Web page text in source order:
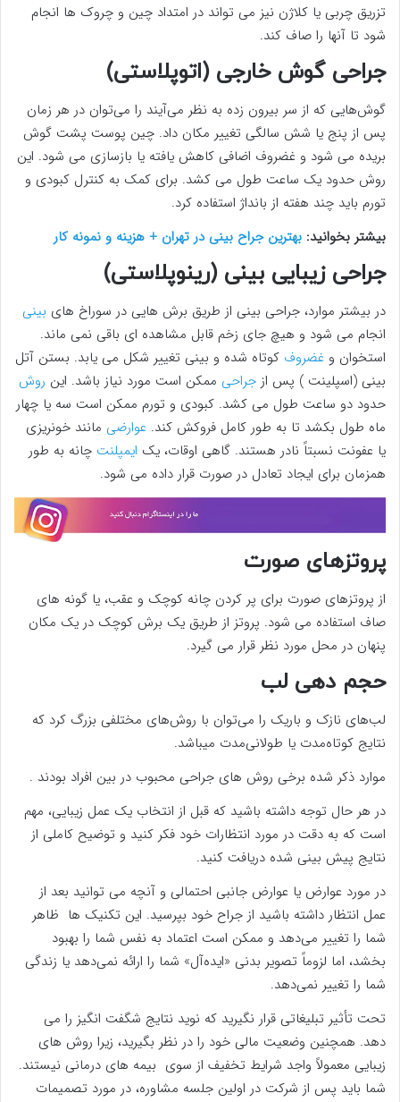
تزریق چربی یا کلاژن نیز می تواند در امتداد چین و چروک ها انجام
شود تا آنها را صاف کند.
جراحی گوش خارجی (اتوپلاستی)
گوش‌هایی که از سر بیرون زده به نظر می‌آیند را می‌توان در هر زمان
پس از پنج یا شش سالگی تغییر مکان داد. چین پوست پشت گوش
بریده می شود و غضروف اضافی کاهش یافته یا بازسازی می شود. این
روش حدود یک ساعت طول می کشد. برای کمک به کنترل کبودی و
تورم باید چند هفته از بانداژ استفاده کرد.
بیشتر بخوانید: بهترین جراح بینی در تهران + هزینه و نمونه کار
جراحی زیبایی بینی (رینوپلاستی)
در بیشتر موارد، جراحی بینی از طریق برش هایی در سوراخ های بینی
انجام می شود و هیچ جای زخم قابل مشاهده ای باقی نمی ماند.
استخوان و غضروف کوتاه شده و بینی تغییر شکل می یابد. بستن آتل
بینی (اسپلینت ) پس از جراحی ممکن است مورد نیاز باشد. این روش
حدود دو ساعت طول می کشد. کبودی و تورم ممکن است سه یا چهار
ماه طول بکشد تا به طور کامل فروکش کند. عوارضی مانند خونریزی
یا عفونت نسبتاً نادر هستند. گاهی اوقات، یک ایمپلنت چانه به طور
همزمان برای ایجاد تعادل در صورت قرار داده می شود.
پروتزهای صورت
از پروتزهای صورت برای پر کردن چانه کوچک و عقب، یا گونه های
صاف استفاده می شود. پروتز از طریق یک برش کوچک در یک مکان
پنهان در محل مورد نظر قرار می گیرد.
حجم دهی لب
لب‌های نازک و باریک را می‌توان با روش‌های مختلفی بزرگ کرد که
نتایج کوتاه‌مدت یا طولانی‌مدت میباشد.
موارد ذکر شده برخی روش های جراحی محبوب در بین افراد بودند .
در هر حال توجه داشته باشید که قبل از انتخاب یک عمل زیبایی، مهم
است که به دقت در مورد انتظارات خود فکر کنید و توضیح کاملی از
نتایج پیش بینی شده دریافت کنید.
در مورد عوارض یا عوارض جانبی احتمالی و آنچه می توانید بعد از
عمل انتظار داشته باشید از جراح خود بپرسید. این تکنیک ها ظاهر
شما را تغییر می‌دهد و ممکن است اعتماد به نفس شما را بهبود
بخشد، اما لزوماً تصویر بدنی «ایده‌آل» شما را ارائه نمی‌دهد یا زندگی
شما را تغییر نمی‌دهد.
تحت تأثیر تبلیغاتی قرار نگیرید که نوید نتایج شگفت انگیز را می
دهد. همچنین وضعیت مالی خود را در نظر بگیرید، زیرا روش های
زیبایی معمولاً واجد شرایط تخفیف از سوی بیمه های درمانی نیستند.
شما باید پس از شرکت در اولین جلسه مشاوره، در مورد تصمیمات